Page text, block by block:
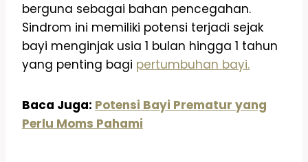
berguna sebagai bahan pencegahan.
Sindrom ini memiliki potensi terjadi sejak
bayi menginjak usia 1 bulan hingga 1 tahun
yang penting bagi pertumbuhan bayi.
Baca Juga: Potensi Bayi Prematur yang
Perlu Moms Pahami